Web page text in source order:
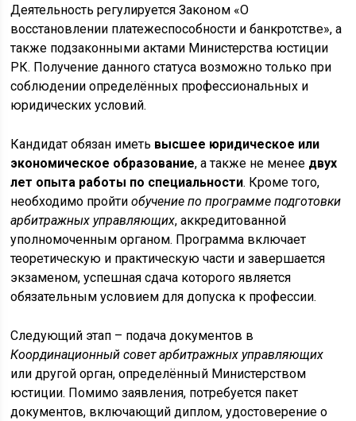
Деятельность регулируется Законом «О
восстановлении платежеспособности и банкротстве», а
также подзаконными актами Министерства юстиции
РК. Получение данного статуса возможно только при
соблюдении определённых профессиональных и
юридических условий.
Кандидат обязан иметь высшее юридическое или
экономическое образование, а также не менее двух
лет опыта работы по специальности. Кроме того,
необходимо пройтиобучение по программе подготовки
арбитражных управляющих, аккредитованной
уполномоченным органом. Программа включает
теоретическую и практическую части и завершается
экзаменом, успешная сдача которого является
обязательным условием для допуска к профессии.
Следующий этап – подача документов в
Координационный совет арбитражных управляющих
или другой орган, определённый Министерством
юстиции. Помимо заявления, потребуется пакет
документов, включающий диплом, удостоверение о